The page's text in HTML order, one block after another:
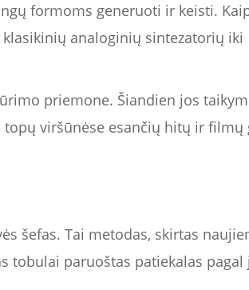
formoms generuoti ir keisti.
analoginių sintezatorių iki
priemone. Šiandien jos
viršūnėse esančių hitų ir filmų
šefas. Tai metodas, skirtas
tobulai paruoštas patiekalas pagal